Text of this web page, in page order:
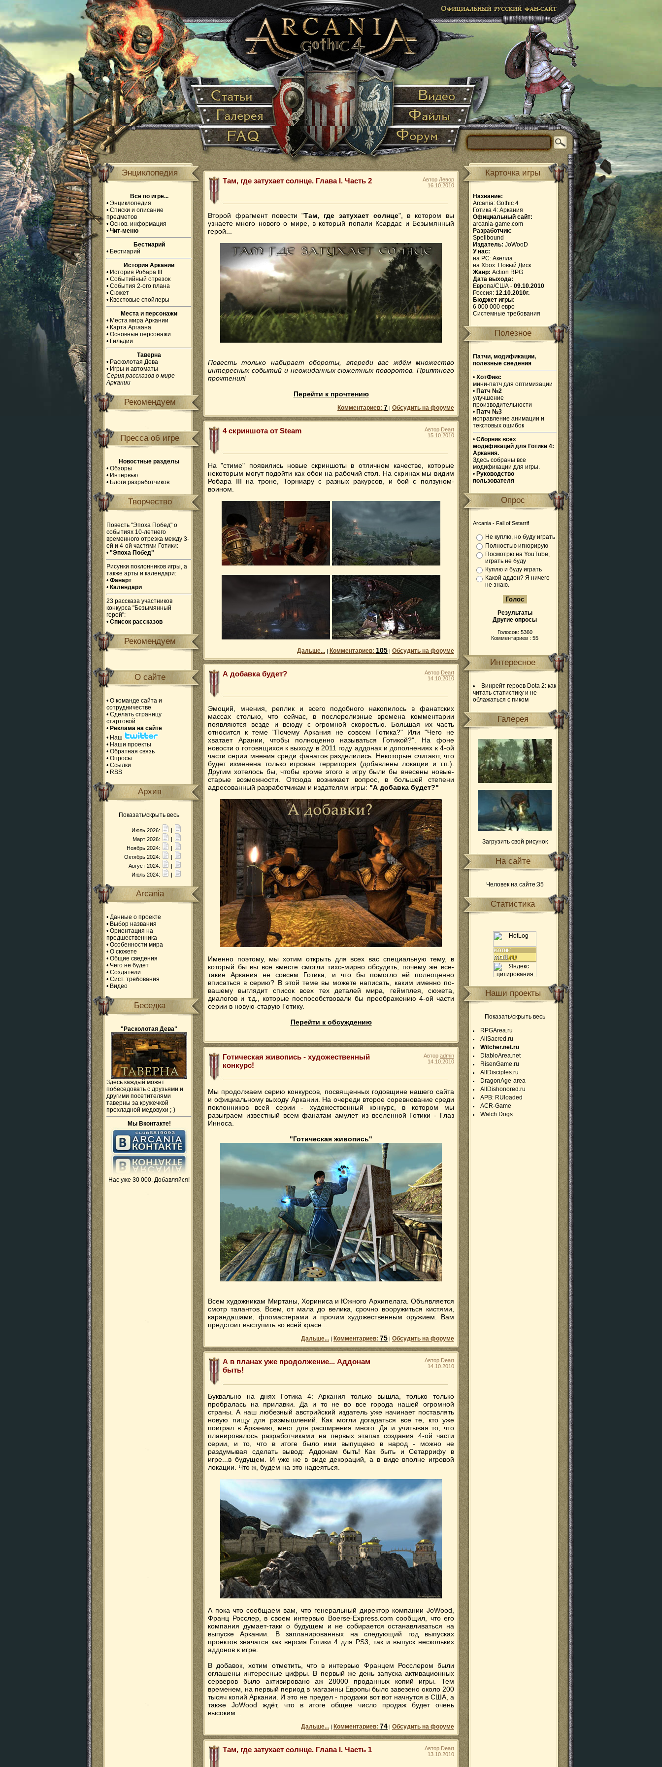
Энциклопедия
Все по игре...
• Энциклопедия
• Списки и описание
предметов
• Основ. информация
• Чит-меню
Бестиарий
• Бестиарий
История Аркании
• История Робара III
• Событийный отрезок
• События 2-ого плана
• Сюжет
• Квестовые спойлеры
Места и персонажи
• Места мира Аркании
• Карта Аргаана
• Основные персонажи
• Гильдии
Таверна
• Расколотая Дева
• Игры и автоматы
Серия рассказов о мире
Аркании
Рекомендуем
Пресса об игре
Новостные разделы
• Обзоры
• Интервью
• Блоги разработчиков
Творчество
Повесть "Эпоха Побед" о
событиях 10-летнего
временного отрезка между 3-
ей и 4-ой частями Готики:
• "Эпоха Побед"
Рисунки поклонников игры, а
также арты и календари:
• Фанарт
• Календари
23 рассказа участников
конкурса "Безымянный
герой":
• Список рассказов
Рекомендуем
О сайте
• О команде сайта и
сотрудничестве
• Сделать страницу
стартовой
• Реклама на сайте
• Наш
• Наши проекты
• Обратная связь
• Опросы
• Ссылки
• RSS
Архив
Показать\скрыть весь
Июль 2026:
|
Март 2026:
|
Ноябрь 2024:
|
Октябрь 2024:
|
Август 2024:
|
Июль 2024:
|
Arcania
• Данные о проекте
• Выбор названия
• Ориентация на
предшественника
• Особенности мира
• О сюжете
• Общие сведения
• Чего не будет
• Создатели
• Сист. требования
• Видео
Беседка
"Расколотая Дева"
Здесь каждый может
побеседовать с друзьями и
другими посетителями
таверны за кружечкой
прохладной медовухи ;-)
Мы Вконтакте!
Нас уже 30 000. Добавляйся!
Там, где затухает солнце. Глава I. Часть 2 Автор Левор
16.10.2010
Второй фрагмент повести "Там, где затухает солнце", в котором вы
узнаете много нового о мире, в который попали Ксардас и Безымянный
герой...
Повесть только набирает обороты, впереди вас ждём множество
интересных событий и неожиданных сюжетных поворотов. Приятного
прочтения!
Перейти к прочтению
Комментариев: 7 | Обсудить на форуме
4 скриншота от Steam Автор Deart
15.10.2010
На "стиме" появились новые скриншоты в отличном качестве, которые
некоторым могут подойти как обои на рабочий стол. На скринах мы видим
Робара III на троне, Торниару с разных ракурсов, и бой с ползуном-
воином.
Дальше... | Комментариев: 105 | Обсудить на форуме
А добавка будет? Автор Deart
14.10.2010
Эмоций, мнения, реплик и всего подобного накопилось в фанатских
массах столько, что сейчас, в послерелизные времена комментарии
появляются везде и всюду с огромной скоростью. Большая их часть
относится к теме "Почему Аркания не совсем Готика?" Или "Чего не
хватает Арании, чтобы полноценно называться Готикой?". На фоне
новости о готовящихся к выходу в 2011 году аддонах и дополнениях к 4-ой
части серии мнения среди фанатов разделились. Некоторые считают, что
будет изменена только игровая территория (добавлены локации и т.п.).
Другим хотелось бы, чтобы кроме этого в игру были бы внесены новые-
старые возможности. Отсюда возникает вопрос, в большей степени
адресованный разработчикам и издателям игры: "А добавка будет?"
Именно поэтому, мы хотим открыть для всех вас специальную тему, в
который бы вы все вместе смогли тихо-мирно обсудить, почему же все-
такие Аркания не совсем Готика, и что бы помогло ей полноценно
вписаться в серию? В этой теме вы можете написать, каким именно по-
вашему выглядит список всех тех деталей мира, геймплея, сюжета,
диалогов и т.д., которые поспособствовали бы преображению 4-ой части
серии в новую-старую Готику.
Перейти к обсуждению
Готическая живопись - художественный
конкурс!
Автор admin
14.10.2010
Мы продолжаем серию конкурсов, посвященных годовщине нашего сайта
и официальному выходу Аркании. На очереди второе соревнование среди
поклонников всей серии - художественный конкурс, в котором мы
разыграем известный всем фанатам амулет из вселенной Готики - Глаз
Инноса.
"Готическая живопись"
Всем художникам Миртаны, Хориниса и Южного Архипелага. Объявляется
смотр талантов. Всем, от мала до велика, срочно вооружиться кистями,
карандашами, фломастерами и прочим художественным оружием. Вам
предстоит выступить во всей красе...
Дальше... | Комментариев: 75 | Обсудить на форуме
А в планах уже продолжение... Аддонам
быть!
Автор Deart
14.10.2010
Буквально на днях Готика 4: Аркания только вышла, только только
пробралась на прилавки. Да и то не во все города нашей огромной
страны. А наш любезный австрийский издатель уже начинает поставлять
новую пищу для размышлений. Как могли догадаться все те, кто уже
поиграл в Арканию, мест для расширения много. Да и учитывая то, что
планировалось разработчиками на первых этапах создания 4-ой части
серии, и то, что в итоге было ими выпущено в народ - можно не
раздумывая сделать вывод: Аддонам быть! Как быть и Сетаррифу в
игре...в будущем. И уже не в виде декораций, а в виде вполне игровой
локации. Что ж, будем на это надеяться.
А пока что сообщаем вам, что генеральный директор компании JoWood,
Франц Росслер, в своем интервью Boerse-Express.com сообщил, что его
компания думает-таки о будущем и не собирается останавливаться на
выпуске Аркании. В запланированных на следующий год выпусках
проектов значатся как версия Готики 4 для PS3, так и выпуск нескольких
аддонов к игре.
В добавок, хотим отметить, что в интервью Францем Росслером были
оглашены интересные цифры. В первый же день запуска активационных
серверов было активировано аж 28000 проданных копий игры. Тем
временем, на первый период в магазины Европы было завезено около 200
тысяч копий Аркании. И это не предел - продажи вот вот начнутся в США, а
также JoWood ждёт, что в итоге общее число продаж будет очень
высоким...
Дальше... | Комментариев: 74 | Обсудить на форуме
Там, где затухает солнце. Глава I. Часть 1 Автор Deart
13.10.2010
Карточка игры
Название:
Arcania: Gothic 4
Готика 4: Аркания
Официальный сайт:
arcania-game.com
Разработчик:
Spellbound
Издатель: JoWooD
У нас:
на PC: Акелла
на Xbox: Новый Диск
Жанр: Action RPG
Дата выхода:
Европа/США - 09.10.2010
Россия: 12.10.2010г.
Бюджет игры:
6 000 000 евро
Системные требования
Полезное
Патчи, модификации,
полезные сведения
• ХотФикс
мини-патч для оптимизации
• Патч №2
улучшение
производительности
• Патч №3
исправление анимации и
текстовых ошибок
• Сборник всех
модификаций для Готики 4:
Аркания.
Здесь собраны все
модификации для игры.
• Руководство
пользователя
Опрос
Arcania - Fall of Setarrif
Не куплю, но буду играть
Полностью игнорирую
Посмотрю на YouTube,
играть не буду
Куплю и буду играть
Какой аддон? Я ничего
не знаю.
Результаты
Другие опросы
Голосов: 5360
Комментариев : 55
Интересное
Винрейт героев Dota 2: как
читать статистику и не
облажаться с пиком
Галерея
Загрузить свой рисунок
На сайте
Человек на сайте:35
Статистика
Наши проекты
Показать\скрыть весь
RPGArea.ru
AllSacred.ru
Witcher.net.ru
DiabloArea.net
RisenGame.ru
AllDisciples.ru
DragonAge-area
AllDishonored.ru
APB: RUloaded
ACR-Game
Watch Dogs